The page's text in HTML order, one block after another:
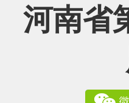
河南省